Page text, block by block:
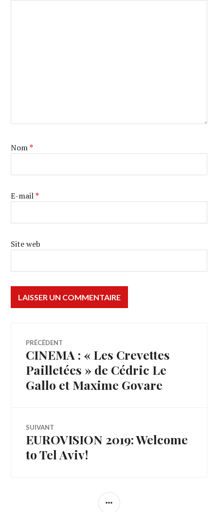
Nom*
E-mail*
Site web
Navigation
de
l’article
PRÉCÉDENT
Article
précédent :
CINEMA : « Les Crevettes
Pailletées » de Cédric Le
Gallo et Maxime Govare
SUIVANT
Article
Suivant:
EUROVISION 2019: Welcome
to Tel Aviv!
COLONNE